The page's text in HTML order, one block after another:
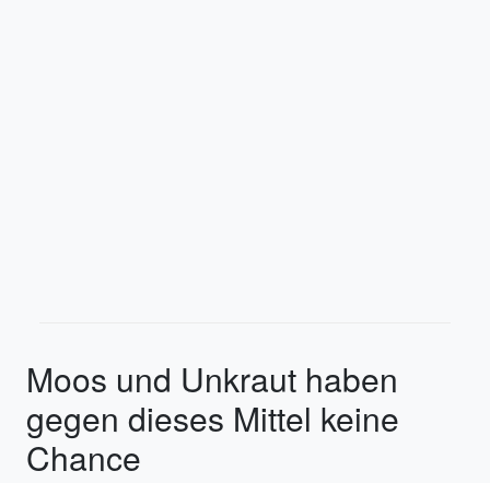
Moos und Unkraut haben
gegen dieses Mittel keine
Chance